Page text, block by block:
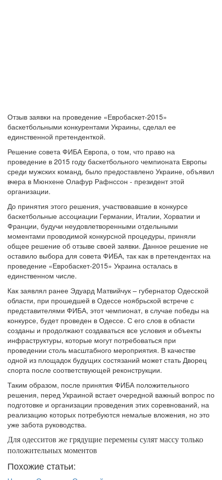
Отзыв заявки на проведение «Евробаскет-2015»
баскетбольными конкурентами Украины, сделал ее
единственной претенденткой.
Решение совета ФИБА Европа, о том, что право на
проведение в 2015 году баскетбольного чемпионата Европы
среди мужских команд, было предоставлено Украине, объявил
вчера в Мюнхене Олафур Рафнссон - президент этой
организации.
До принятия этого решения, участвовавшие в конкурсе
баскетбольные ассоциации Германии, Италии, Хорватии и
Франции, будучи неудовлетворенными отдельными
моментами проводимой конкурсной процедуры, приняли
общее решение об отзыве своей заявки. Данное решение не
оставило выбора для совета ФИБА, так как в претендентах на
проведение «Евробаскет-2015» Украина осталась в
единственном числе.
Как заявлял ранее Эдуард Матвийчук – губернатор Одесской
области, при прошедшей в Одессе ноябрьской встрече с
представителями ФИБА, этот чемпионат, в случае победы на
конкурсе, будет проведен в Одессе. С его слов в области
созданы и продолжают создаваться все условия и объекты
инфраструктуры, которые могут потребоваться при
проведении столь масштабного мероприятия. В качестве
одной из площадок будущих состязаний может стать Дворец
спорта после соответствующей реконструкции.
Таким образом, после принятия ФИБА положительного
решения, перед Украиной встает очередной важный вопрос по
подготовке и организации проведения этих соревнований, на
реализацию которых потребуются немалые вложения, но это
уже забота руководства.
Для одесситов же грядущие перемены сулят массу только
положительных моментов
Похожие статьи: